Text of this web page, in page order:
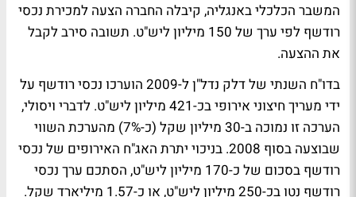
המשבר הכלכלי באנגליה, קיבלה החברה הצעה למכירת נכסי
רודשף לפי ערך של 150 מיליון ליש"ט. תשובה סירב לקבל
את ההצעה.
בדו"ח השנתי של דלק נדל"ן ל-2009 הוערכו נכסי רודשף על
ידי מעריך חיצוני אירופי בכ-421 מיליון ליש"ט. לדברי ויסולי,
הערכה זו נמוכה ב-30 מיליון שקל (כ-7%) מהערכת השווי
שבוצעה בסוף 2008. בניכוי יתרת האג"ח האירופים של נכסי
רודשף בסכום של כ-170 מיליון ליש"ט, הסתכם ערך נכסי
רודשף נטו בכ-250 מיליון ליש"ט, או כ-1.57 מיליארד שקל.